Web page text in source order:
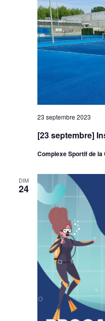
23 septembre 2023
[23 septembre]
Complexe Sportif de la
DIM
24